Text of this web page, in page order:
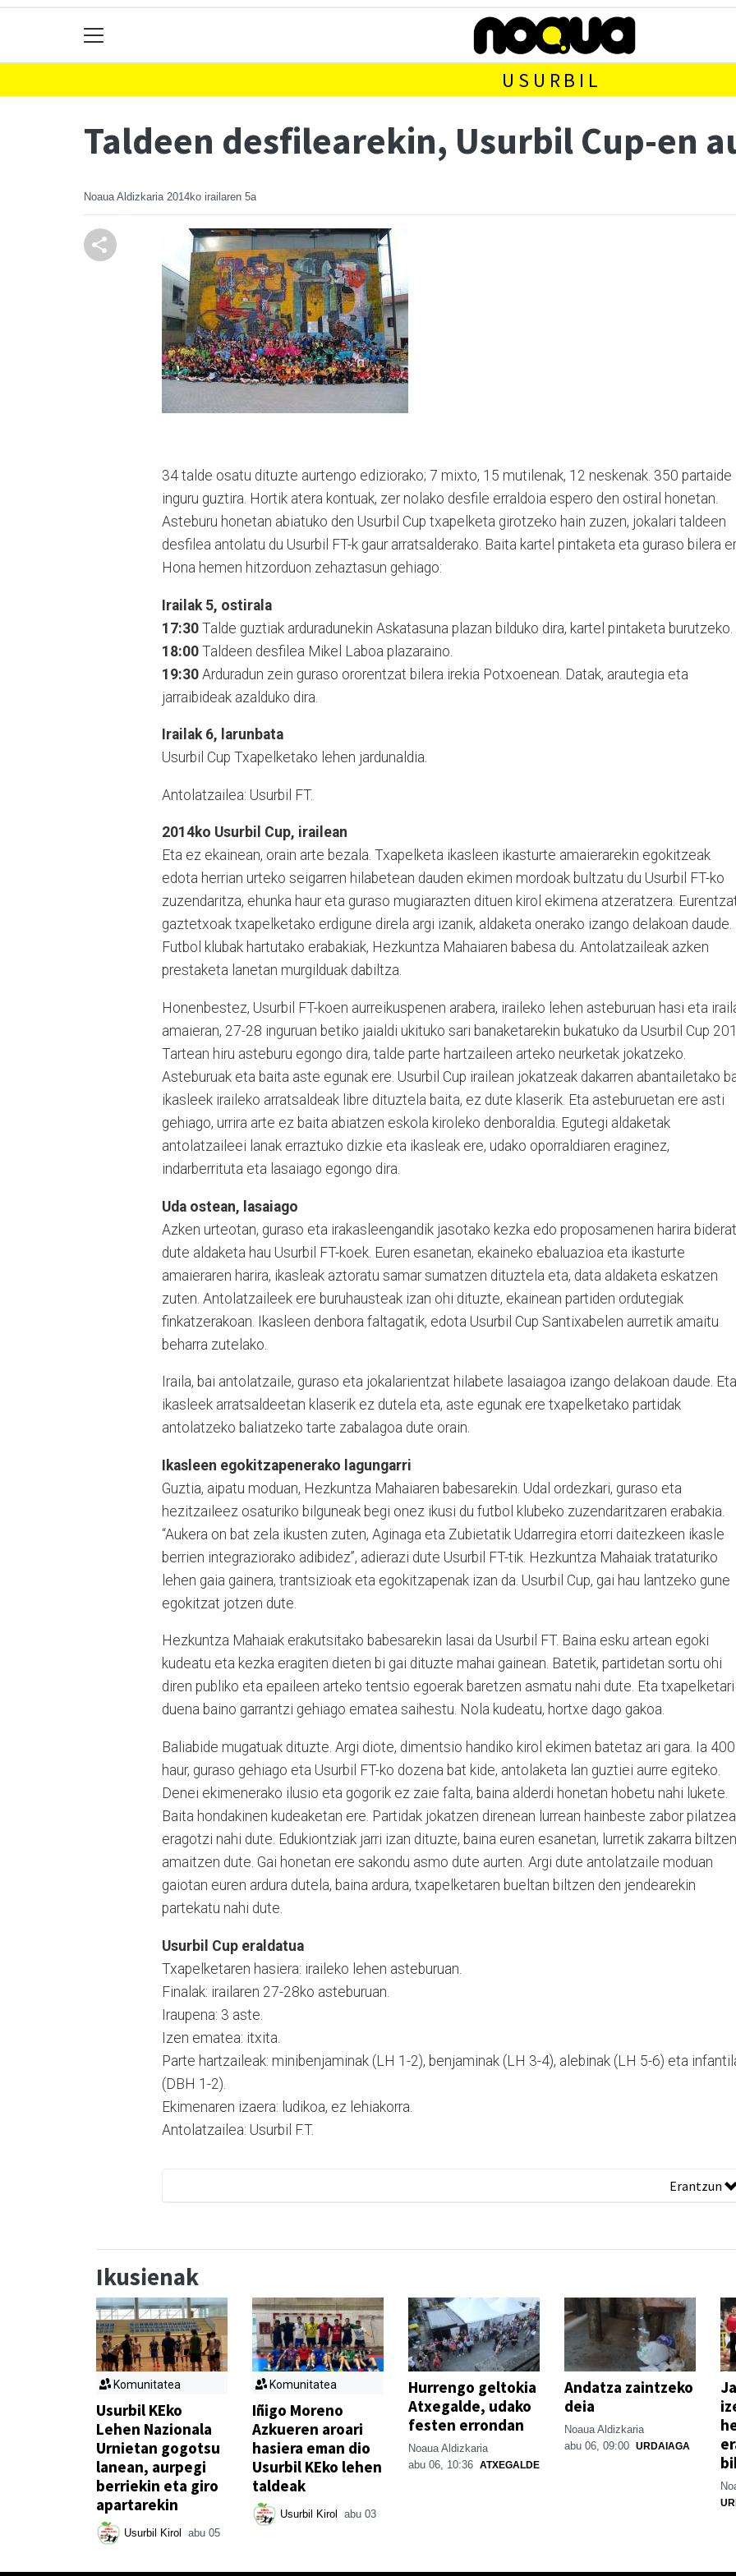
USURBIL
Taldeen desfilearekin, Usurbil Cup-en
Noaua Aldizkaria 2014ko irailaren 5a
34 talde osatu dituzte aurtengo ediziorako; 7 mixto, 15 mutilenak, 12 neskenak. 350 partaide
inguru guztira. Hortik atera kontuak, zer nolako desfile erraldoia espero den ostiral honetan.
Asteburu honetan abiatuko den Usurbil Cup txapelketa girotzeko hain zuzen, jokalari taldeen
desfilea antolatu du Usurbil FT-k gaur arratsalderako. Baita kartel pintaketa eta guraso bilera
Hona hemen hitzorduon zehaztasun gehiago:
Irailak 5, ostirala
17:30 Talde guztiak arduradunekin Askatasuna plazan bilduko dira, kartel pintaketa burutzeko.
18:00 Taldeen desfilea Mikel Laboa plazaraino.
19:30 Arduradun zein guraso ororentzat bilera irekia Potxoenean. Datak, arautegia eta
jarraibideak azalduko dira.
Irailak 6, larunbata
Usurbil Cup Txapelketako lehen jardunaldia.
Antolatzailea: Usurbil FT.
2014ko Usurbil Cup, irailean
Eta ez ekainean, orain arte bezala. Txapelketa ikasleen ikasturte amaierarekin egokitzeak
edota herrian urteko seigarren hilabetean dauden ekimen mordoak bultzatu du Usurbil FT-ko
zuzendaritza, ehunka haur eta guraso mugiarazten dituen kirol ekimena atzeratzera.
gaztetxoak txapelketako erdigune direla argi izanik, aldaketa onerako izango delakoan daude.
Futbol klubak hartutako erabakiak, Hezkuntza Mahaiaren babesa du. Antolatzaileak azken
prestaketa lanetan murgilduak dabiltza.
Honenbestez, Usurbil FT-koen aurreikuspenen arabera, iraileko lehen asteburuan hasi eta
amaieran, 27-28 inguruan betiko jaialdi ukituko sari banaketarekin bukatuko da Usurbil Cup
Tartean hiru asteburu egongo dira, talde parte hartzaileen arteko neurketak jokatzeko.
Asteburuak eta baita aste egunak ere. Usurbil Cup irailean jokatzeak dakarren abantailetako
ikasleek iraileko arratsaldeak libre dituztela baita, ez dute klaserik. Eta asteburuetan ere asti
gehiago, urrira arte ez baita abiatzen eskola kiroleko denboraldia. Egutegi aldaketak
antolatzaileei lanak erraztuko dizkie eta ikasleak ere, udako oporraldiaren eraginez,
indarberrituta eta lasaiago egongo dira.
Uda ostean, lasaiago
Azken urteotan, guraso eta irakasleengandik jasotako kezka edo proposamenen harira
dute aldaketa hau Usurbil FT-koek. Euren esanetan, ekaineko ebaluazioa eta ikasturte
amaieraren harira, ikasleak aztoratu samar sumatzen dituztela eta, data aldaketa eskatzen
zuten. Antolatzaileek ere buruhausteak izan ohi dituzte, ekainean partiden ordutegiak
finkatzerakoan. Ikasleen denbora faltagatik, edota Usurbil Cup Santixabelen aurretik amaitu
beharra zutelako.
Iraila, bai antolatzaile, guraso eta jokalarientzat hilabete lasaiagoa izango delakoan daude. Eta
ikasleek arratsaldeetan klaserik ez dutela eta, aste egunak ere txapelketako partidak
antolatzeko baliatzeko tarte zabalagoa dute orain.
Ikasleen egokitzapenerako lagungarri
Guztia, aipatu moduan, Hezkuntza Mahaiaren babesarekin. Udal ordezkari, guraso eta
hezitzaileez osaturiko bilguneak begi onez ikusi du futbol klubeko zuzendaritzaren erabakia.
“Aukera on bat zela ikusten zuten, Aginaga eta Zubietatik Udarregira etorri daitezkeen ikasle
berrien integraziorako adibidez”, adierazi dute Usurbil FT-tik. Hezkuntza Mahaiak trataturiko
lehen gaia gainera, trantsizioak eta egokitzapenak izan da. Usurbil Cup, gai hau lantzeko gune
egokitzat jotzen dute.
Hezkuntza Mahaiak erakutsitako babesarekin lasai da Usurbil FT. Baina esku artean egoki
kudeatu eta kezka eragiten dieten bi gai dituzte mahai gainean. Batetik, partidetan sortu ohi
diren publiko eta epaileen arteko tentsio egoerak baretzen asmatu nahi dute. Eta txapelketari
duena baino garrantzi gehiago ematea saihestu. Nola kudeatu, hortxe dago gakoa.
Baliabide mugatuak dituzte. Argi diote, dimentsio handiko kirol ekimen batetaz ari gara. Ia 400
haur, guraso gehiago eta Usurbil FT-ko dozena bat kide, antolaketa lan guztiei aurre egiteko.
Denei ekimenerako ilusio eta gogorik ez zaie falta, baina alderdi honetan hobetu nahi lukete.
Baita hondakinen kudeaketan ere. Partidak jokatzen direnean lurrean hainbeste zabor pilatzea
eragotzi nahi dute. Edukiontziak jarri izan dituzte, baina euren esanetan, lurretik zakarra biltzen
amaitzen dute. Gai honetan ere sakondu asmo dute aurten. Argi dute antolatzaile moduan
gaiotan euren ardura dutela, baina ardura, txapelketaren bueltan biltzen den jendearekin
partekatu nahi dute.
Usurbil Cup eraldatua
Txapelketaren hasiera: iraileko lehen asteburuan.
Finalak: irailaren 27-28ko asteburuan.
Iraupena: 3 aste.
Izen ematea: itxita.
Parte hartzaileak: minibenjaminak (LH 1-2), benjaminak (LH 3-4), alebinak (LH 5-6) eta
(DBH 1-2).
Ekimenaren izaera: ludikoa, ez lehiakorra.
Antolatzailea: Usurbil F.T.
Erantzun
Ikusienak
Komunitatea
Usurbil KEko
Lehen Nazionala
Urnietan gogotsu
lanean, aurpegi
berriekin eta giro
apartarekin
Usurbil Kirol abu 05
Komunitatea
Iñigo Moreno
Azkueren aroari
hasiera eman dio
Usurbil KEko lehen
taldeak
Usurbil Kirol abu 03
Hurrengo geltokia
Atxegalde, udako
festen errondan
Noaua Aldizkaria
abu 06, 10:36 ATXEGALDE
Andatza zaintzeko
deia
Noaua Aldizkaria
abu 06, 09:00 URDAIAGA